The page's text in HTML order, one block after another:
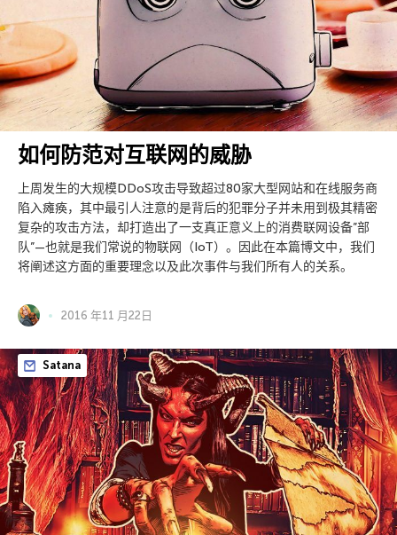
如何防范对互联网的威胁
上周发生的大规模DDoS攻击导致超过80家大型网站和在线服务商
陷入瘫痪，其中最引人注意的是背后的犯罪分子并未用到极其精密
复杂的攻击方法，却打造出了一支真正意义上的消费联网设备”部
队”—也就是我们常说的物联网（IoT）。因此在本篇博文中，我们
将阐述这方面的重要理念以及此次事件与我们所有人的关系。
2016 年11 月22日
Satana